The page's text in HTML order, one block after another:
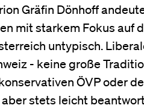
Gräfin Dönhoff
mit starkem Fokus auf
untypisch.
- keine große
ÖVP oder
stets leicht